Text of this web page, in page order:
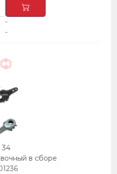
-
-
34
в сборе